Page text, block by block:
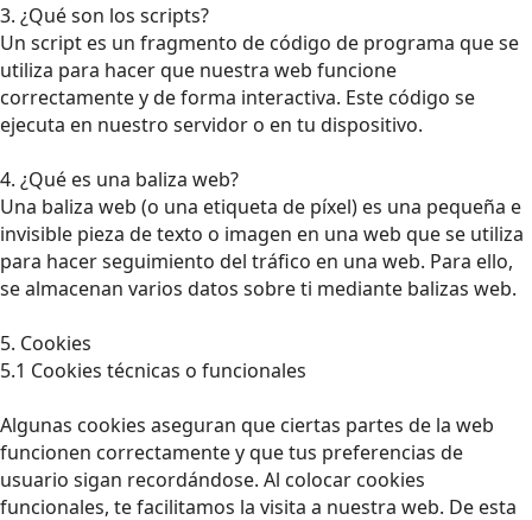
3. ¿Qué son los scripts?
Un script es un fragmento de código de programa que se
utiliza para hacer que nuestra web funcione
correctamente y de forma interactiva. Este código se
ejecuta en nuestro servidor o en tu dispositivo.
4. ¿Qué es una baliza web?
Una baliza web (o una etiqueta de píxel) es una pequeña e
invisible pieza de texto o imagen en una web que se utiliza
para hacer seguimiento del tráfico en una web. Para ello,
se almacenan varios datos sobre ti mediante balizas web.
5. Cookies
5.1 Cookies técnicas o funcionales
Algunas cookies aseguran que ciertas partes de la web
funcionen correctamente y que tus preferencias de
usuario sigan recordándose. Al colocar cookies
funcionales, te facilitamos la visita a nuestra web. De esta